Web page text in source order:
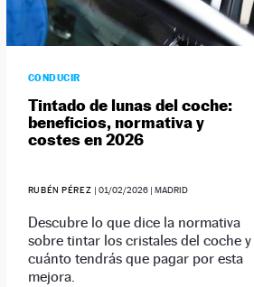
CONDUCIR
Tintado de lunas del coche:
beneficios, normativa y
costes en 2026
RUBÉN PÉREZ | 01/02/2026| MADRID
Descubre lo que dice la normativa
sobre tintar los cristales del coche y
cuánto tendrás que pagar por esta
mejora.